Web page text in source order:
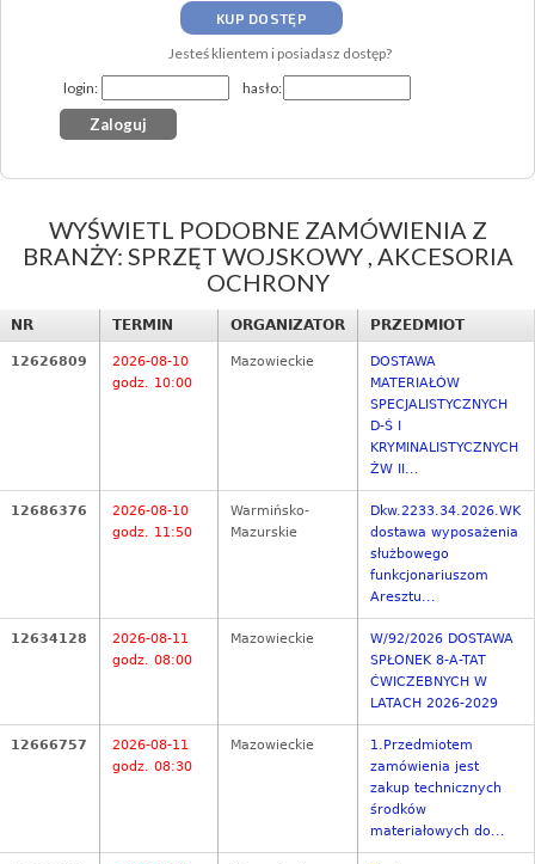
KUP DOSTĘP
Jesteś klientem i posiadasz dostęp?
login:
hasło:
WYŚWIETL PODOBNE ZAMÓWIENIA Z
BRANŻY: SPRZĘT WOJSKOWY , AKCESORIA
OCHRONY
NR TERMIN ORGANIZATOR PRZEDMIOT
12626809
2026-08-10
godz. 10:00
Mazowieckie
DOSTAWA
MATERIAŁÓW
SPECJALISTYCZNYCH
D-Ś I
KRYMINALISTYCZNYCH
ŻW II...
12686376
2026-08-10
godz. 11:50
Warmińsko-
Mazurskie
Dkw.2233.34.2026.WK
dostawa wyposażenia
służbowego
funkcjonariuszom
Aresztu...
12634128
2026-08-11
godz. 08:00
Mazowieckie
W/92/2026 DOSTAWA
SPŁONEK 8-A-TAT
ĆWICZEBNYCH W
LATACH 2026-2029
12666757
2026-08-11
godz. 08:30
Mazowieckie
1.Przedmiotem
zamówienia jest
zakup technicznych
środków
materiałowych do...